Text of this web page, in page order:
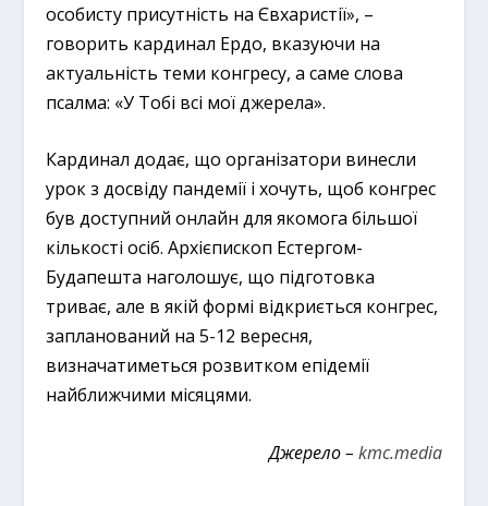
особисту присутність на Євхаристії», –
говорить кардинал Ердо, вказуючи на
актуальність теми конгресу, а саме слова
псалма: «У Тобі всі мої джерела».
Кардинал додає, що організатори винесли
урок з досвіду пандемії і хочуть, щоб конгрес
був доступний онлайн для якомога більшої
кількості осіб. Архієпископ Естергом-
Будапешта наголошує, що підготовка
триває, але в якій формі відкриється конгрес,
запланований на 5-12 вересня,
визначатиметься розвитком епідемії
найближчими місяцями.
Джерело – kmc.media